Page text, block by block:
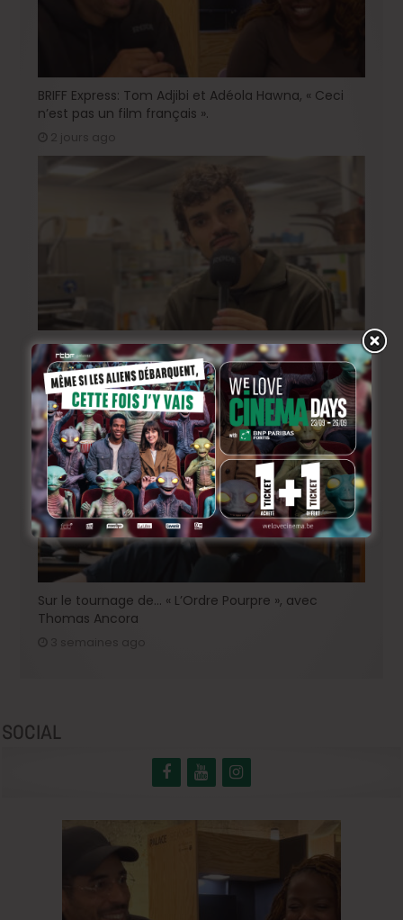
BRIFF Express: Tom Adjibi et Adéola Hawna, « Ceci
n’est pas un film français ».
2 jours ago
Sur le tournage de « Please », avec Victor Ruprich-
Robert
2 semaines ago
Sur le tournage de… « L’Ordre Pourpre », avec
Thomas Ancora
SOCIAL